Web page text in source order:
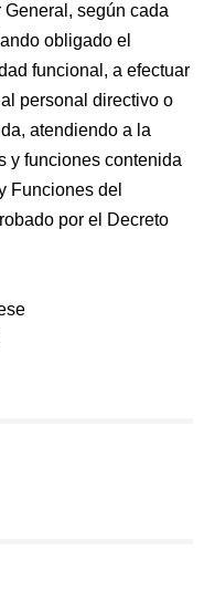
según cada
obligado el
funcional, a efectuar
personal directivo o
atendiendo a la
y funciones contenida
Funciones del
por el Decreto